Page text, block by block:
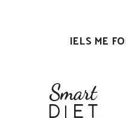
IELS ME